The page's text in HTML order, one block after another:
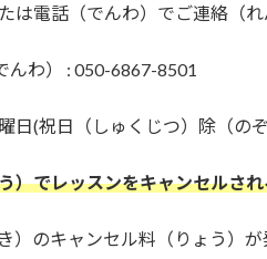
は電話（でんわ）でご連絡（れ
わ） : 050-6867-8501
日(祝日（しゅくじつ）除（の
）でレッスンをキャンセルさ
のキャンセル料（りょう）が